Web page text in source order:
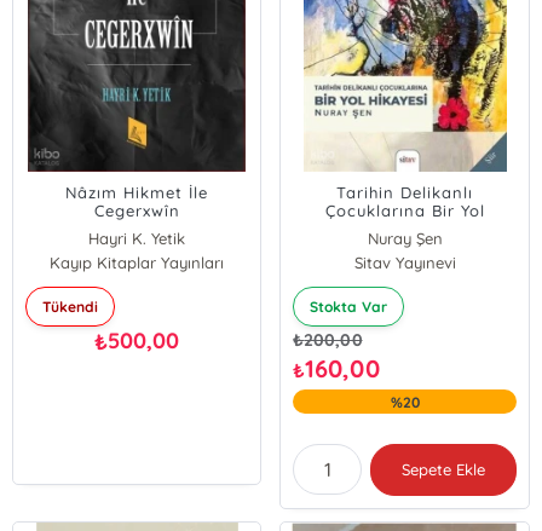
Nâzım Hikmet İle
Cegerxwîn
Hayri K. Yetik
Kayıp Kitaplar Yayınları
Tükendi
₺500,00
Tarihin Delikanlı
Çocuklarına Bir Yol
Hikayesi
Nuray Şen
Sitav Yayınevi
Stokta Var
₺200,00
₺160,00
%20
Sepete Ekle